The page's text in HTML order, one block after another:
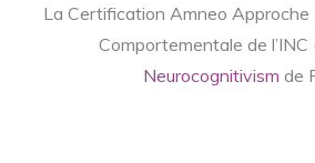
La Certification Amneo
Comportementale de l’INC
Neurocognitivism de